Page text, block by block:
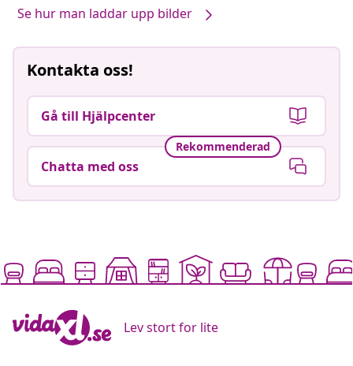
Se hur man laddar upp bilder
Kontakta oss!
Gå till Hjälpcenter
Rekommenderad
Chatta med oss
Lev stort for lite